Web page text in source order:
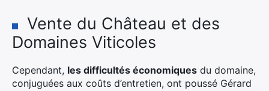
Vente du Château et des
Domaines Viticoles
Cependant, les difficultés économiques du domaine,
conjuguées aux coûts d’entretien, ont poussé Gérard